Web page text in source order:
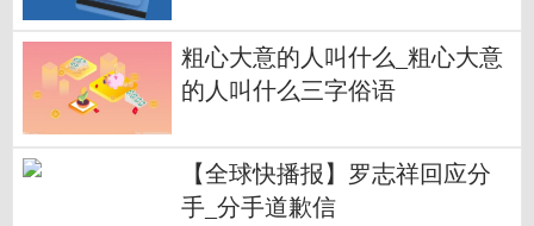
粗心大意的人叫什么_粗心大意
的人叫什么三字俗语
【全球快播报】罗志祥回应分
手_分手道歉信